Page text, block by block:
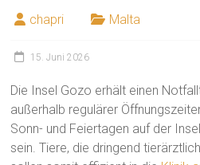
chapri Malta
15. Juni 2026
Die Insel Gozo erhält einen
außerhalb regulärer
Sonn- und Feiertagen auf der
sein. Tiere, die dringend